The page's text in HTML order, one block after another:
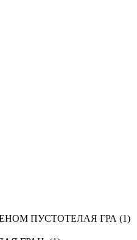
ПУСТОТЕЛАЯ ГРА (1)